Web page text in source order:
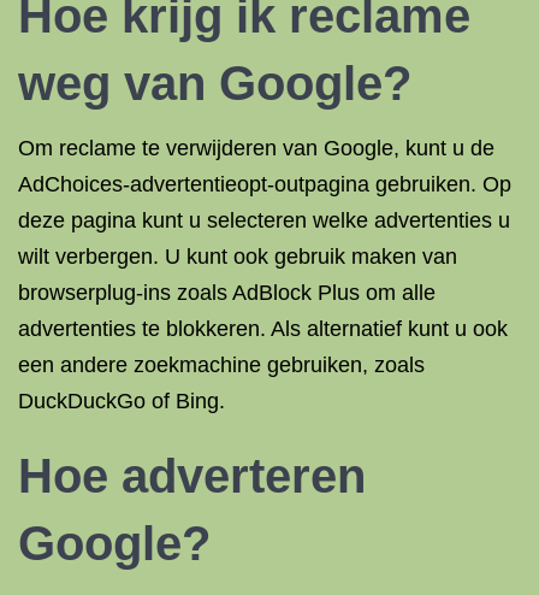
Hoe krijg ik reclame
weg van Google?
Om reclame te verwijderen van Google, kunt u de
AdChoices-advertentieopt-outpagina gebruiken. Op
deze pagina kunt u selecteren welke advertenties u
wilt verbergen. U kunt ook gebruik maken van
browserplug-ins zoals AdBlock Plus om alle
advertenties te blokkeren. Als alternatief kunt u ook
een andere zoekmachine gebruiken, zoals
DuckDuckGo of Bing.
Hoe adverteren
Google?